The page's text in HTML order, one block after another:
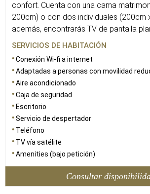
confort. Cuenta con una cama
200cm) o con dos individuales (200cm
además, encontrarás TV de pantalla
SERVICIOS DE HABITACIÓN
Conexión Wi-fi a internet
Adaptadas a personas con movilidad
Aire acondicionado
Caja de seguridad
Escritorio
Servicio de despertador
Teléfono
TV vía satélite
Amenities (bajo petición)
Consultar